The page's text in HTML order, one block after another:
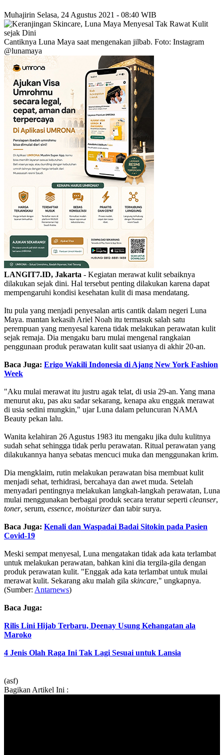
Muhajirin Selasa, 24 Agustus 2021 - 08:40 WIB
Cantiknya Luna Maya saat mengenakan jilbab. Foto: Instagram
@lunamaya
LANGIT7.ID, Jakarta - Kegiatan merawat kulit sebaiknya
dilakukan sejak dini. Hal tersebut penting dilakukan karena dapat
mempengaruhi kondisi kesehatan kulit di masa mendatang.
Itu pula yang menjadi penyesalan artis cantik dalam negeri Luna
Maya. mantan kekasih Ariel Noah itu termasuk salah satu
perempuan yang menyesal karena tidak melakukan perawatan kulit
sejak remaja. Dia mengaku baru mulai mengenal rangkaian
penggunaan produk perawatan kulit saat usianya di akhir 20-an.
Baca Juga: Erigo Wakili Indonesia di Ajang New York Fashion
Week
"Aku mulai merawat itu justru agak telat, di usia 29-an. Yang mana
menurut aku, pas aku sadar sekarang, kenapa aku enggak merawat
di usia sedini mungkin," ujar Luna dalam peluncuran NAMA
Beauty pekan lalu.
Wanita kelahiran 26 Agustus 1983 itu mengaku jika dulu kulitnya
sudah sehat sehingga tidak perlu perawatan. Ritual perawatan yang
dilakukannya hanya sebatas mencuci muka dan menggunakan krim.
Dia mengklaim, rutin melakukan perawatan bisa membuat kulit
menjadi sehat, terhidrasi, bercahaya dan awet muda. Setelah
menyadari pentingnya melakukan langkah-langkah perawatan, Luna
mulai menggunakan berbagai produk secara teratur seperti cleanser,
toner, serum, essence, moisturizerdan tabir surya.
Baca Juga: Kenali dan Waspadai Badai Sitokin pada Pasien
Covid-19
Meski sempat menyesal, Luna mengatakan tidak ada kata terlambat
untuk melakukan perawatan, bahkan kini dia tergila-gila dengan
produk perawatan kulit. "Enggak ada kata terlambat untuk mulai
merawat kulit. Sekarang aku malah gila skincare," ungkapnya.
(Sumber: Antarnews)
Baca Juga:
Rilis Lini Hijab Terbaru, Deenay Usung Kehangatan ala
Maroko
4 Jenis Olah Raga Ini Tak Lagi Sesuai untuk Lansia
(asf)
Bagikan Artikel Ini :